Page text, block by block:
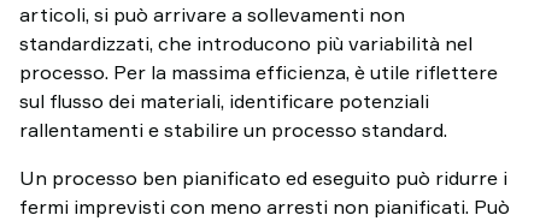
articoli, si può arrivare a sollevamenti non
standardizzati, che introducono più variabilità nel
processo. Per la massima efficienza, è utile riflettere
sul flusso dei materiali, identificare potenziali
rallentamenti e stabilire un processo standard.
Un processo ben pianificato ed eseguito può ridurre i
fermi imprevisti con meno arresti non pianificati. Può